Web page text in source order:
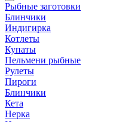
Рыбные заготовки
Блинчики
Индигирка
Котлеты
Купаты
Пельмени рыбные
Рулеты
Пироги
Блинчики
Кета
Нерка